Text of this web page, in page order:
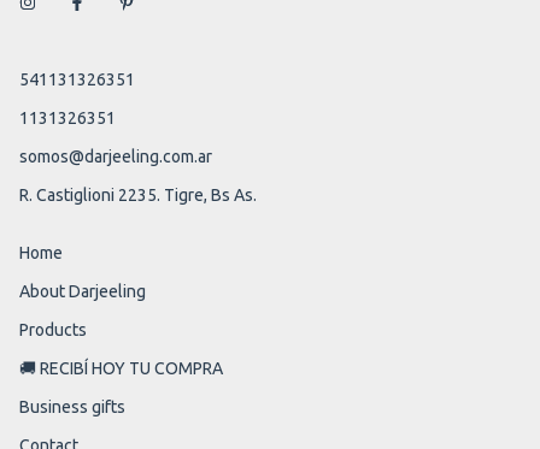
541131326351
1131326351
somos@darjeeling.com.ar
R. Castiglioni 2235. Tigre, Bs As.
Home
About Darjeeling
Products
🚚 RECIBÍ HOY TU COMPRA
Business gifts